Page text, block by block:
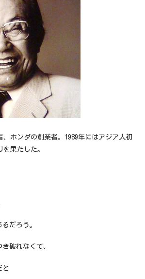
、ホンダの創業者。1989年にはアジア人初
果たした。
だろう。
破れなくて、
と